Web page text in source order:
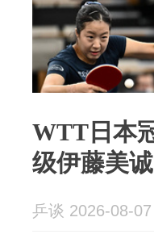
WTT日本
级伊藤美
乒谈 2026-08-07